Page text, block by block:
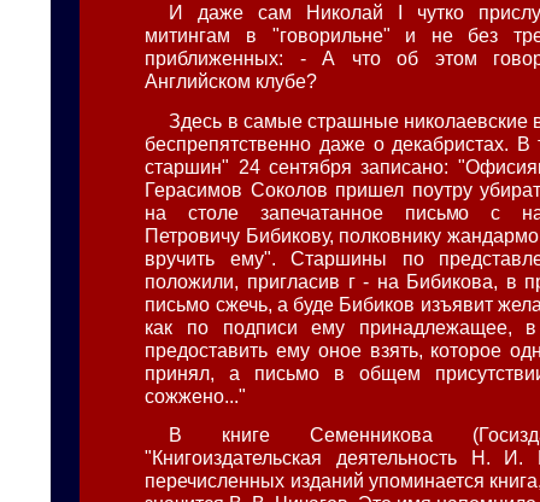
И даже сам Николай I чутко
митингам в "говорильне" и не без
приближенных: - А что об этом
Английском клубе?
Здесь в самые страшные николаевские
беспрепятственно даже о декабристах.
старшин" 24 сентября записано:
Герасимов Соколов пришел поутру
на столе запечатанное письмо с
Петровичу Бибикову, полковнику
вручить ему". Старшины по
положили, пригласив г - на Бибикова, в
письмо сжечь, а буде Бибиков изъявит
как по подписи ему принадлежащее, в
предоставить ему оное взять, которое
принял, а письмо в общем
сожжено..."
В книге Семенникова
"Книгоиздательская деятельность Н.
перечисленных изданий упоминается